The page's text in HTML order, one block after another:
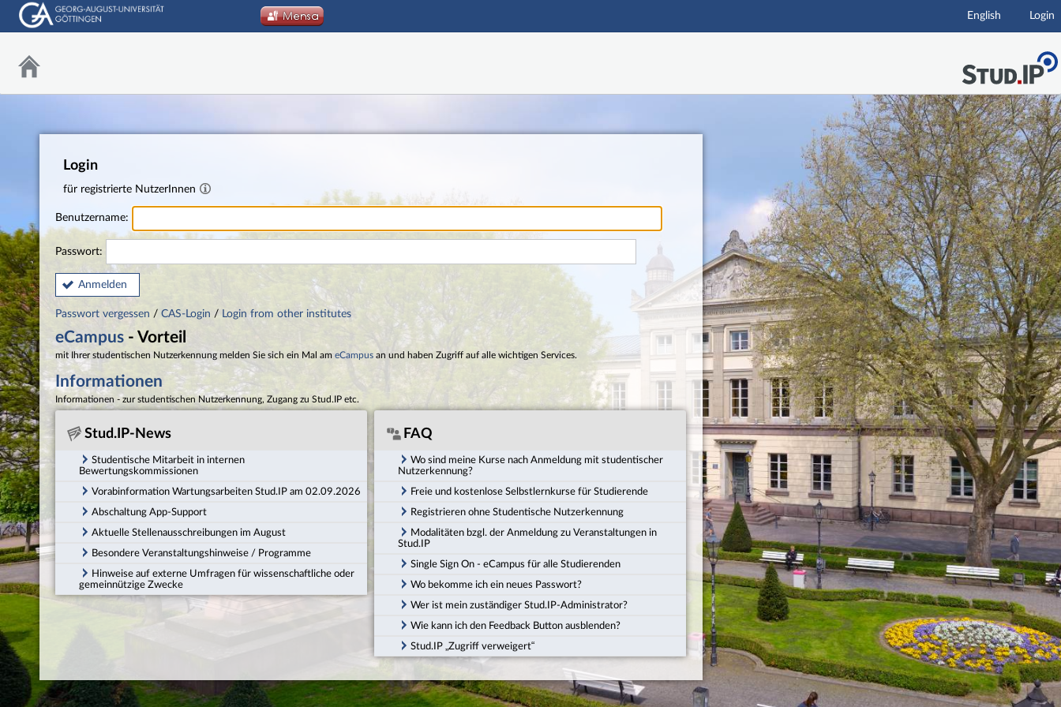
Hauptnavigation
English Login
Login
für registrierte NutzerInnen
Benutzername:
Passwort:
Anmelden
Passwort vergessen / CAS-Login / Login from other institutes
eCampus - Vorteil
mit Ihrer studentischen Nutzerkennung melden Sie sich ein Mal am eCampus an und haben Zugriff auf alle wichtigen Services.
Informationen
Informationen - zur studentischen Nutzerkennung, Zugang zu Stud.IP etc.
Stud.IP-News
Studentische Mitarbeit in internen
Bewertungskommissionen
Vorabinformation Wartungsarbeiten Stud.IP am 02.09.2026
Abschaltung App-Support
Aktuelle Stellenausschreibungen im August
Besondere Veranstaltungshinweise / Programme
Hinweise auf externe Umfragen für wissenschaftliche oder
gemeinnützige Zwecke
FAQ
Wo sind meine Kurse nach Anmeldung mit studentischer
Nutzerkennung?
Freie und kostenlose Selbstlernkurse für Studierende
Registrieren ohne Studentische Nutzerkennung
Modalitäten bzgl. der Anmeldung zu Veranstaltungen in
Stud.IP
Single Sign On - eCampus für alle Studierenden
Wo bekomme ich ein neues Passwort?
Wer ist mein zuständiger Stud.IP-Administrator?
Wie kann ich den Feedback Button ausblenden?
Stud.IP „Zugriff verweigert“